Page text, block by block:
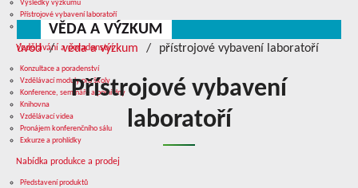
Výsledky výzkumu
Přístrojové vybavení laboratoří
Služby v oblasti výzkumu
Vzdělávání a poradenství
Konzultace a poradenství
Vzdělávací moduly pro školy
Konference, semináře a polní dny
Knihovna
Vzdělávací videa
Pronájem konferenčního sálu
Exkurze a prohlídky
Nabídka produkce a prodej
Představení produktů
VĚDA A VÝZKUM
úvod věda a výzkum přístrojové vybavení laboratoří
Přístrojové vybavení
laboratoří